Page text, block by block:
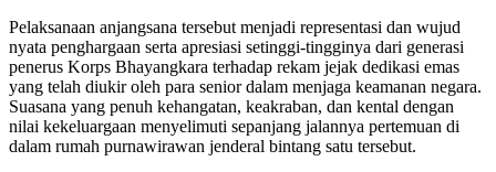
Pelaksanaan anjangsana tersebut menjadi representasi dan wujud
nyata penghargaan serta apresiasi setinggi-tingginya dari generasi
penerus Korps Bhayangkara terhadap rekam jejak dedikasi emas
yang telah diukir oleh para senior dalam menjaga keamanan negara.
Suasana yang penuh kehangatan, keakraban, dan kental dengan
nilai kekeluargaan menyelimuti sepanjang jalannya pertemuan di
dalam rumah purnawirawan jenderal bintang satu tersebut.